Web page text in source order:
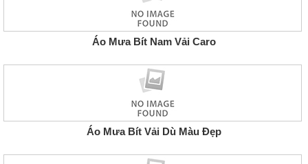
Áo Mưa Bít Nam Vải Caro
Áo Mưa Bít Vải Dù Màu Đẹp